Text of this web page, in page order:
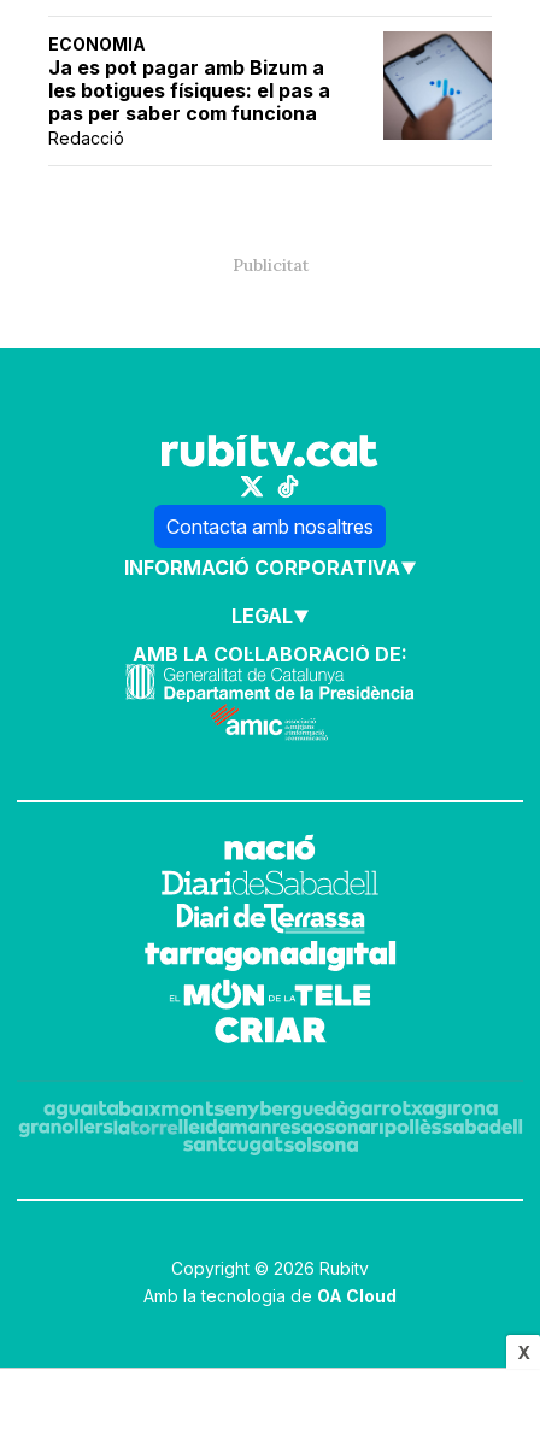
X
ECONOMIA
Ja es pot pagar amb Bizum a
les botigues físiques: el pas a
pas per saber com funciona
Redacció
Contacta amb nosaltres
INFORMACIÓ CORPORATIVA
LEGAL
AMB LA COL·LABORACIÓ DE:
Copyright © 2026 Rubitv
Amb la tecnologia de OA Cloud